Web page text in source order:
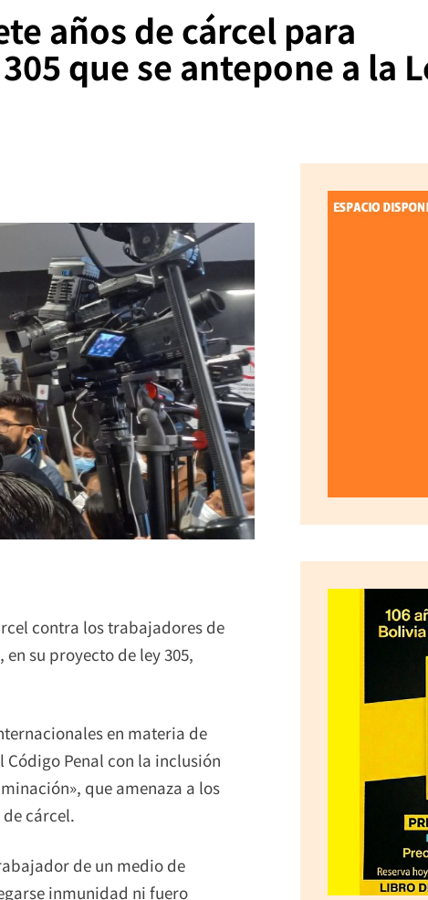
años de cárcel para
que se antepone a la
contra los trabajadores de
su proyecto de ley 305,
en materia de
Penal con la inclusión
que amenaza a los
cárcel.
de un medio de
inmunidad ni fuero